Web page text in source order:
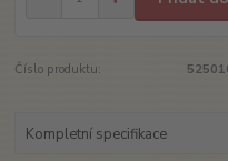
Číslo produktu:
Kompletní specifikace